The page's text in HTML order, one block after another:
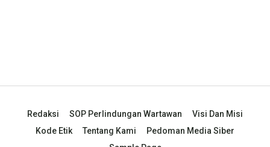
Redaksi SOP Perlindungan Wartawan
Visi Dan Misi
Kode Etik
Tentang Kami
Pedoman Media Siber